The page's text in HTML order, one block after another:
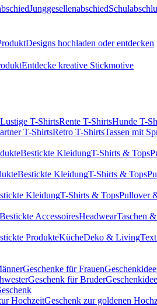
Junggesellenabschied
Designs hochladen oder entdecken
Entdecke kreative Stickmotive
Lustige T-ShirtsRente T-ShirtsHunde T-
T-ShirtsRetro T-ShirtsTassen mit
Bestickte KleidungT-Shirts & Tops
Bestickte KleidungT-Shirts & Tops
KleidungT-Shirts & TopsPullover
Bestickte AccessoiresHeadwearTaschen
ProdukteKücheDeko & Living
Geschenke für Frauen
Geschenk für Bruder
HochzeitGeschenk zur goldenen